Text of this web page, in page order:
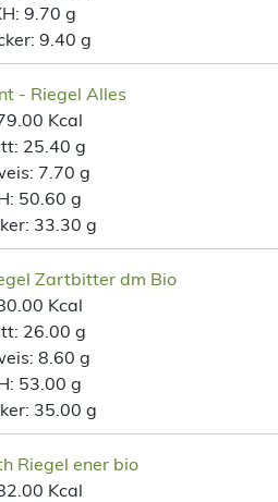
9.70 g
9.40 g
- Riegel Alles
Kcal
25.40 g
7.70 g
50.60 g
33.30 g
Zartbitter dm Bio
Kcal
26.00 g
8.60 g
53.00 g
35.00 g
Riegel ener bio
Kcal